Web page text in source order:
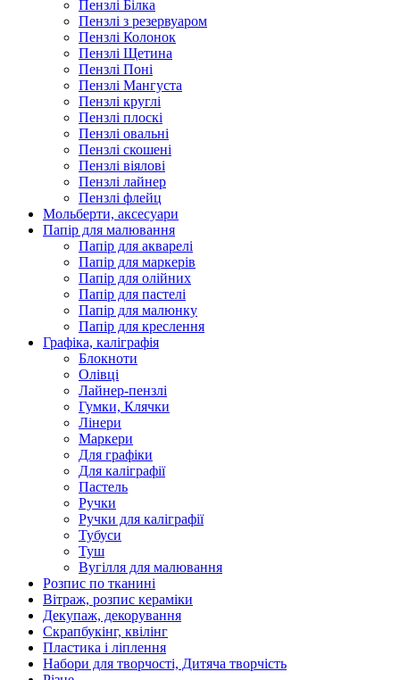
Пензлі Білка
Пензлі з резервуаром
Пензлі Колонок
Пензлі Щетина
Пензлі Поні
Пензлі Мангуста
Пензлі круглі
Пензлі плоскі
Пензлі овальні
Пензлі скошені
Пензлі віялові
Пензлі лайнер
Пензлі флейц
Мольберти, аксесуари
Папір для малювання
Папір для акварелі
Папір для маркерів
Папір для олійних
Папір для пастелі
Папір для малюнку
Папір для креслення
Графіка, каліграфія
Блокноти
Олівці
Лайнер-пензлі
Гумки, Клячки
Лінери
Маркери
Для графіки
Для каліграфії
Пастель
Ручки
Ручки для каліграфії
Тубуси
Туш
Вугілля для малювання
Розпис по тканині
Вітраж, розпис кераміки
Декупаж, декорування
Скрапбукінг, квілінг
Пластика і ліплення
Набори для творчості, Дитяча творчість